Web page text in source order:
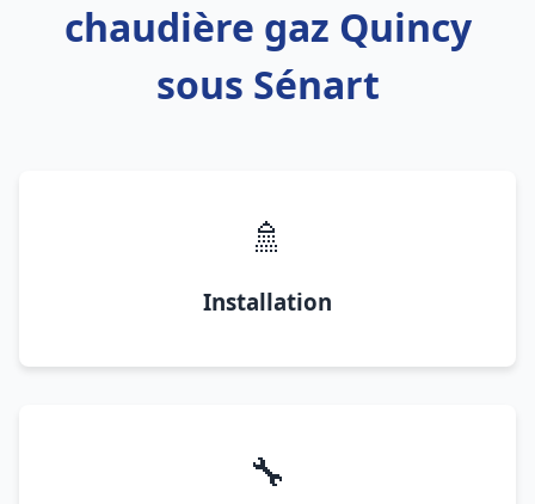
chaudière gaz Quincy
sous Sénart
🚿
Installation
🔧